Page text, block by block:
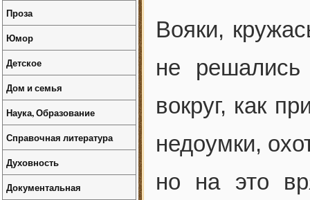
Вояки,
не
вокруг, как
недоумки,
но на это
Проза
Юмор
Детское
Дом и семья
Наука, Образование
Справочная литература
Духовность
Документальная